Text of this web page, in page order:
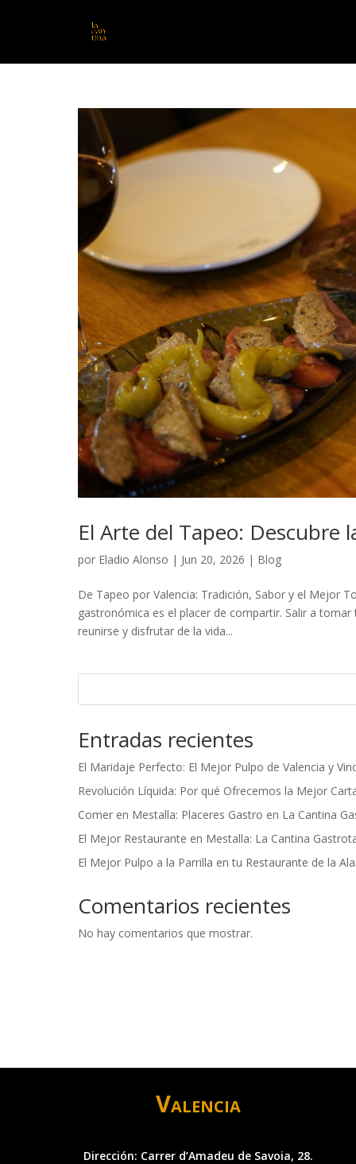
El Arte del Tapeo: Descubre
por Eladio Alonso | Jun 20, 2026 | Blog
De Tapeo por Valencia: Tradición, Sabor y el Mejor
gastronómica es el placer de compartir. Salir a
reunirse y disfrutar de la vida...
Entradas recientes
El Maridaje Perfecto: El Mejor Pulpo de Valencia y
Revolución Líquida: Por qué Ofrecemos la Mejor
Comer en Mestalla: Placeres Gastro en La Cantina
El Mejor Restaurante en Mestalla: La Cantina
El Mejor Pulpo a la Parrilla en tu Restaurante de la
Comentarios recientes
No hay comentarios que mostrar.
Valencia
Dirección: Carrer d’Amadeu de Savoia, 28.